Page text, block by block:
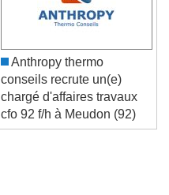
Anthropy thermo
conseils recrute un(e)
chargé d'affaires travaux
cfo 92 f/h à Meudon (92)